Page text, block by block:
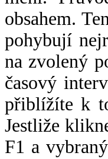
obsahem.
pohybují
na zvolený
časový
přiblížíte k
Jestliže
F1 a